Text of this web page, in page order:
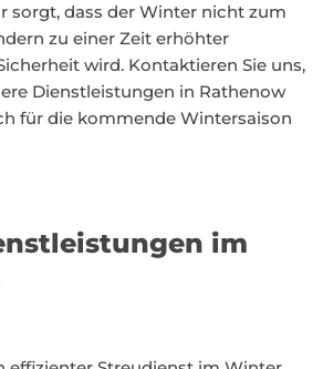
sorgt, dass der Winter nicht zum
zu einer Zeit erhöhter
wird. Kontaktieren Sie uns,
Dienstleistungen in Rathenow
für die kommende Wintersaison
im